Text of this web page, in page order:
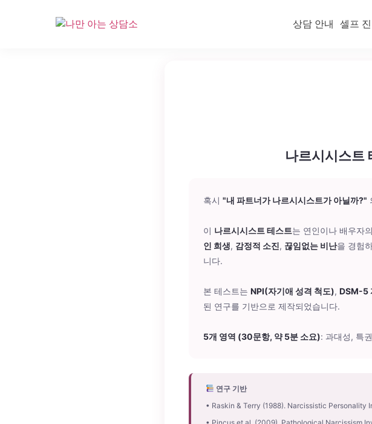
상담 안내 셀프
나르시시스트
혹시 "내 파트너가 나르시시스트가 아닐까?"
이 나르시시스트 테스트는 연인이나 배우자
인 희생, 감정적 소진, 끊임없는 비난을 경험
니다.
본 테스트는 NPI(자기애 성격 척도), DSM-5
된 연구를 기반으로 제작되었습니다.
5개 영역 (30문항, 약 5분 소요): 과대성, 특
연구 기반
• Raskin & Terry (1988). Narcissistic Personality